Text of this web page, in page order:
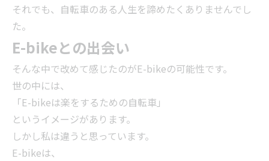
それでも、自転車のある人生を諦めたくありませんでし
た。
E-bikeとの出会い
そんな中で改めて感じたのがE-bikeの可能性です。
世の中には、
「E-bikeは楽をするための自転車」
というイメージがあります。
しかし私は違うと思っています。
E-bikeは、